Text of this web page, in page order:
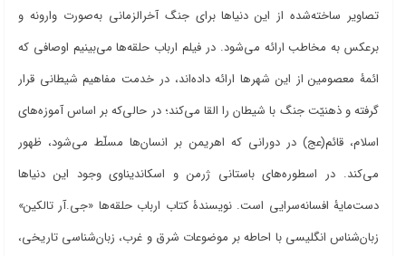
تصاویر ساختهشده از این دنیاها برای جنگ آخرالزمانی بهصورت وارونه و
برعکس به مخاطب ارائه میشود. در فیلم ارباب حلقهها میبینیم اوصافی که
ائمۀ معصومین از این شهرها ارائه دادهاند، در خدمت مفاهیم شیطانی قرار
گرفته و ذهنیّت جنگ با شیطان را القا میکند؛ در حالی‌که بر اساس آموزههای
اسلام، قائم(عج) در دورانی که اهریمن بر انسانها مسلّط میشود، ظهور
میکند. در اسطورههای باستانی ژرمن و اسکاندیناوی وجود این دنیاها
دستمایۀ افسانهسرایی است. نویسندۀ کتاب ارباب حلقهها «جی.آر تالکین»
زبانشناس انگلیسی با احاطه بر موضوعات شرق و غرب، زبانشناسی تاریخی،